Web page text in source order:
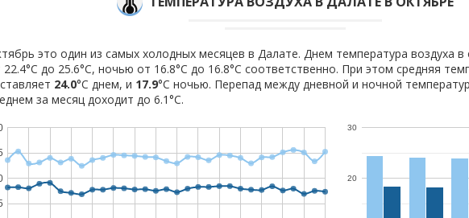
это один из самых холодных месяцев в Далате. Днем температура воздуха в
22.4°C до 25.6°C, ночью от 16.8°C до 16.8°C соответственно. При этом средняя
24.0°C днем, и 17.9°C ночью. Перепад между дневной и ночной
за месяц доходит до 6.1°С.
20
30